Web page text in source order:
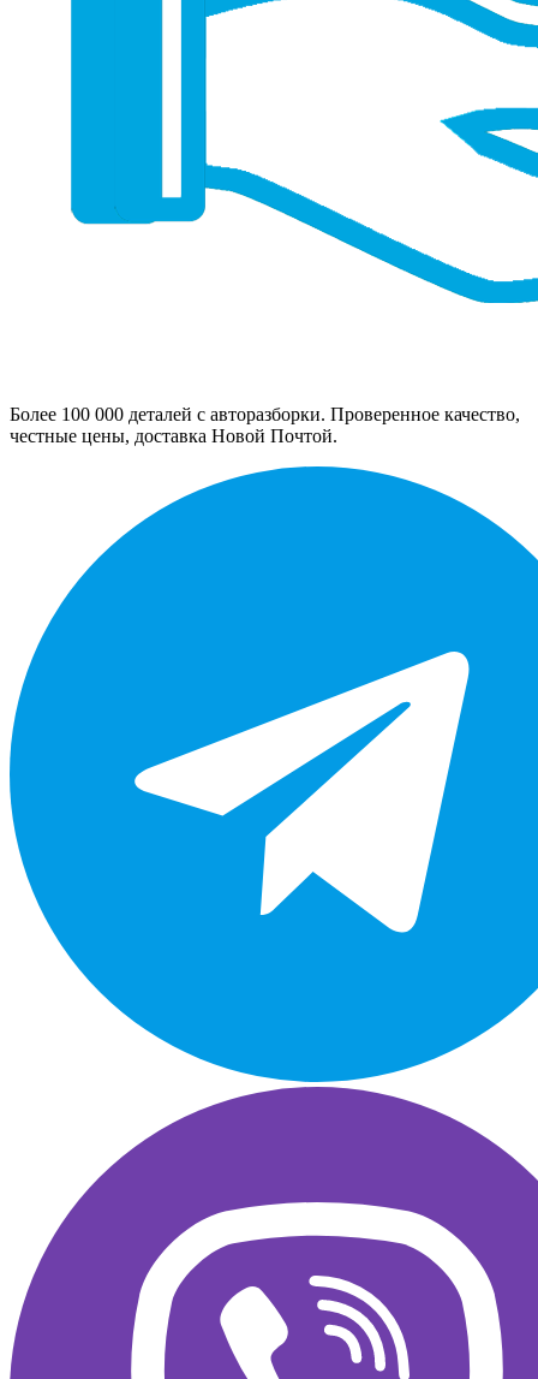
Более 100 000 деталей с авторазборки. Проверенное качество,
честные цены, доставка Новой Почтой.